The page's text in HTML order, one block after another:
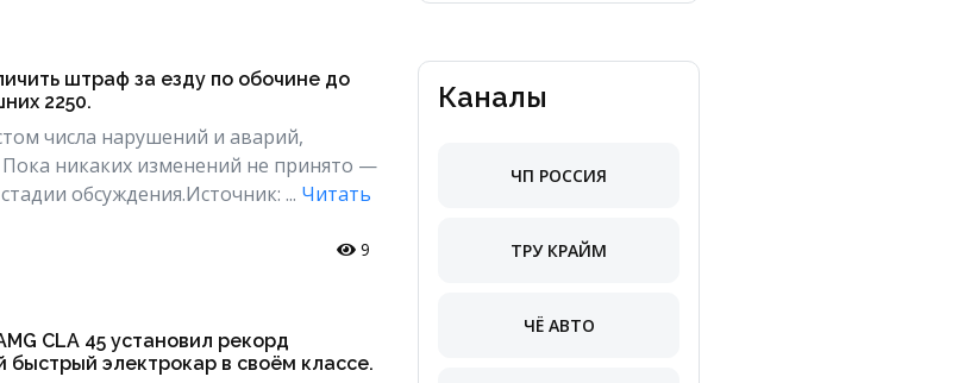
штраф за езду по обочине до
2250.
числа нарушений и аварий,
Пока никаких изменений не принято —
обсуждения.Источник: ... Читать
9
CLA 45 установил рекорд
электрокар в своём классе.
Каналы
ЧП РОССИЯ
ТРУ КРАЙМ
ЧЁ АВТО